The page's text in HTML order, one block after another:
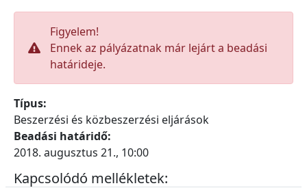
Figyelem!
Ennek az pályázatnak már lejárt a beadási
határideje.
Típus:
Beszerzési és közbeszerzési eljárások
Beadási határidő:
2018. augusztus 21., 10:00
Kapcsolódó mellékletek: